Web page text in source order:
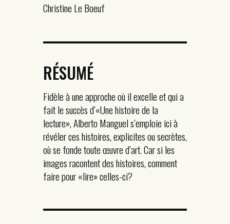
Christine Le Boeuf
RÉSUMÉ
Fidèle à une approche où il excelle et qui a
fait le succès d’«Une histoire de la
lecture», Alberto Manguel s’emploie ici à
révéler ces histoires, explicites ou secrètes,
où se fonde toute œuvre d’art. Car si les
images racontent des histoires, comment
faire pour «lire» celles-ci?